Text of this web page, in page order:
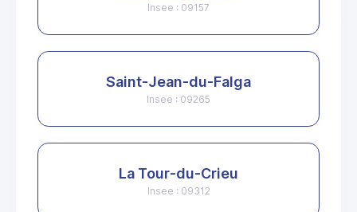
Insee : 09157
Saint-Jean-du-Falga
Insee : 09265
La Tour-du-Crieu
Insee : 09312